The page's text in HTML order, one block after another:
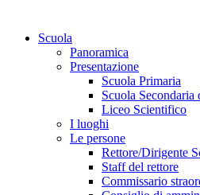
Scuola
Panoramica
Presentazione
Scuola Primaria
Scuola Secondaria
Liceo Scientifico
I luoghi
Le persone
Rettore/Dirigente
Staff del rettore
Commissario